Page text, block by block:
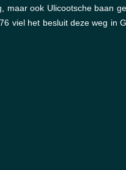
maar ook Ulicootsche baan
viel het besluit deze weg in